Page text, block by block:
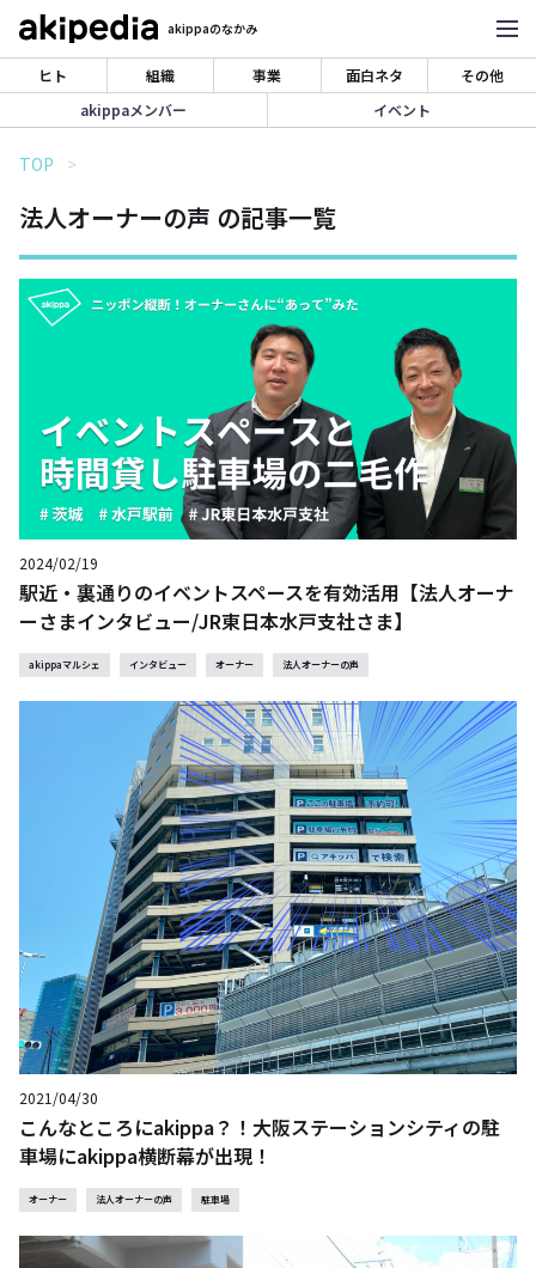
akippaのなかみ
ヒト 組織 事業 面白ネタ
その他
akippaメンバー
イベント
TOP
法人オーナーの声 の記事一覧
2024/02/19
駅近・裏通りのイベントスペースを有効活用【法人オーナ
ーさまインタビュー/JR東日本水戸支社さま】
akippaマルシェ インタビュー オーナー 法人オーナーの声
2021/04/30
こんなところにakippa？！大阪ステーションシティの駐
車場にakippa横断幕が出現！
オーナー 法人オーナーの声 駐車場